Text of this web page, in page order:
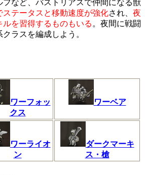
フなど、バストリアスで仲間になる獣
ステータスと移動速度が強化され、 夜
を習得するものもいる 。夜間に戦闘
ラスを編成しよう。
ワーフォッ
クス
ワーベア
ワーライオ
ン
ダークマーキ
ス・槍